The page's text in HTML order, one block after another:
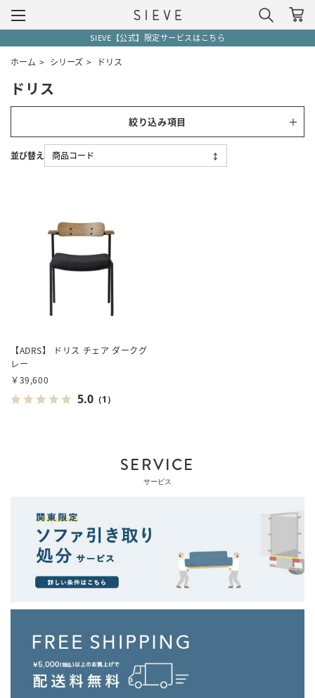
SIEVE【公式】限定サービスはこちら
ホーム > シリーズ > ドリス
ドリス
絞り込み項目
【ADRS】 ドリス チェア ダークグ
レー
￥39,600
5.0 （1）
SERVICE
サービス